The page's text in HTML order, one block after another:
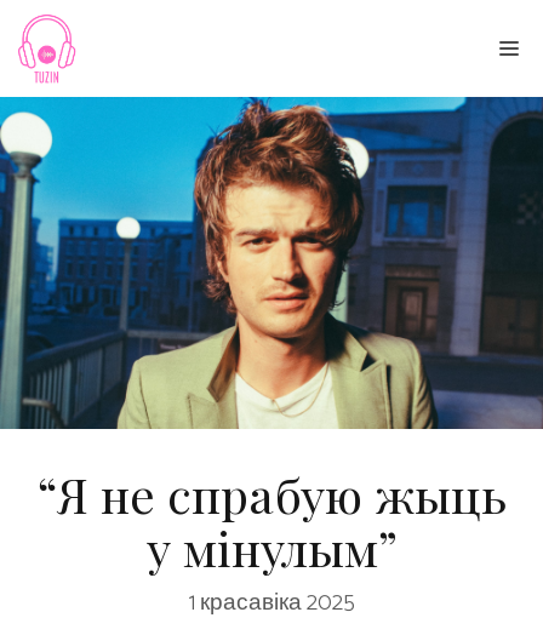
Skip
content
“Я не спрабую жыць
у мінулым”
1 красавіка 2025